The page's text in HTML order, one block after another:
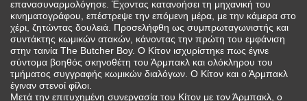
επανασυναρμολόγησε. Έχοντας κατανοήσει τη μηχανική του
κινηματογράφου, επέστρεψε την επόμενη μέρα, με την κάμερα στο
χέρι, ζητώντας δουλειά. Προσελήφθη ως συμπρωταγωνιστής και
συντάκτης κωμικών ατακών, κάνοντας την πρώτη του εμφάνιση
στην ταινία The Butcher Boy. Ο Κίτον ισχυρίστηκε πως έγινε
σύντομα βοηθός σκηνοθέτη του Άρμπακλ και ολόκληρου του
τμήματος συγγραφής κωμικών διαλόγων. Ο Κίτον και ο Άρμπακλ
έγιναν στενοί φίλοι.
Μετά την επιτυχημένη συνεργασία του Κίτον με τον Άρμπακλ, ο